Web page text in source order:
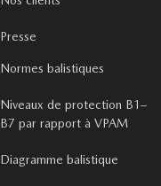
Presse
Normes balistiques
Niveaux de protection B1–
B7 par rapport à VPAM
Diagramme balistique